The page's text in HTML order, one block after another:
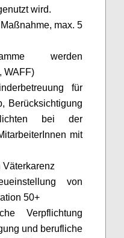
wird.
max. 5
werden
WAFF)
für
Berücksichtigung
bei der
mit
Väterkarenz
von
50+
Verpflichtung
und berufliche